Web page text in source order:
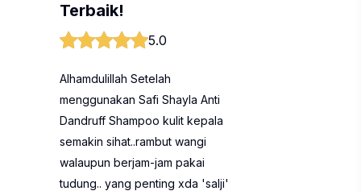
Terbaik!
5.0
Alhamdulillah Setelah
menggunakan Safi Shayla Anti
Dandruff Shampoo kulit kepala
semakin sihat..rambut wangi
walaupun berjam-jam pakai
tudung.. yang penting xda 'salji'